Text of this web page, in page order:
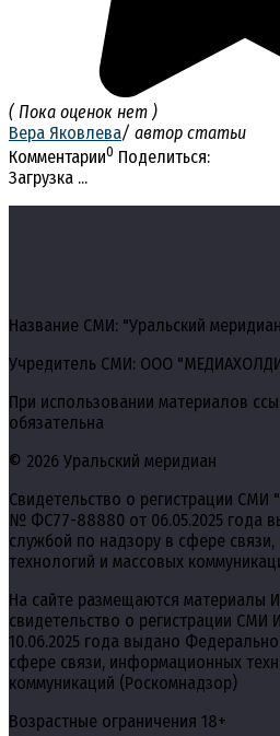
( Пока оценок нет )
Вера Яковлева/ автор статьи
Комментарии0 Поделиться:
Загрузка ...
Название СМИ: "Уральский
Учредитель СМИ: ООО
При использовании материалов
обязательна
© 2026 Уральский меридиан
Свидетельство о регистрации СМИ
№ ФС77-88880 от 06.05.2025 года
службой по надзору в сфере
технологий и массовых
На сайте размещаются материалы
свидетельство о регистрации
10.06.2025 года выдано
сфере связи, информационных
коммуникаций (Роскомнадзор)
Возрастные ограничения 18+